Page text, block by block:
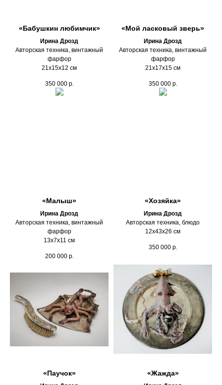
«Бабушкин любимчик»
Ирина Дрозд
Авторская техника, винтажный
фарфор
21х15х12 см
350 000 р.
«Мой ласковый зверь»
Ирина Дрозд
Авторская техника, винтажный
фарфор
21х17х15 см
350 000 р.
«Малыш»
Ирина Дрозд
Авторская техника, винтажный
фарфор
13х7х11 см
200 000 р.
«Хозяйка»
Ирина Дрозд
Авторская техника, блюдо
12х43х26 см
350 000 р.
«Паучок» «Жажда»